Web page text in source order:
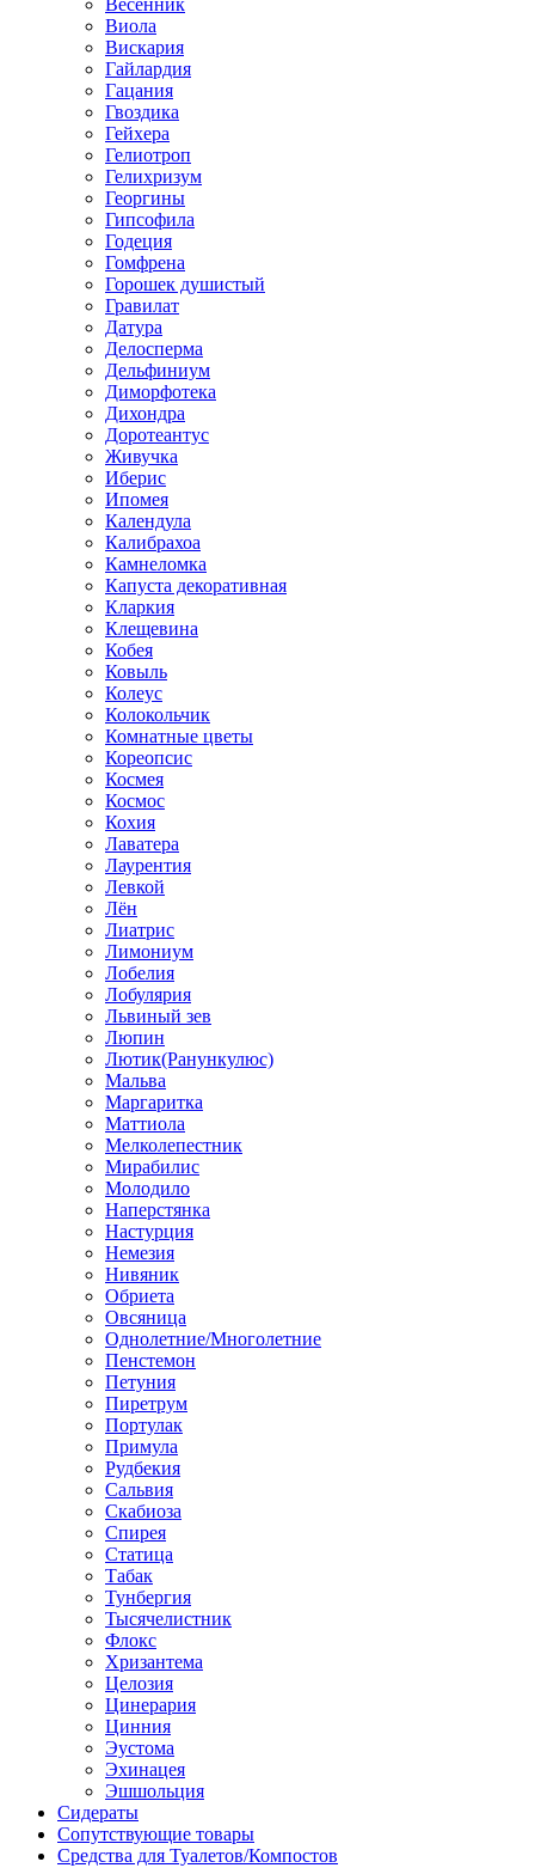
Весенник
Виола
Вискария
Гайлардия
Гацания
Гвоздика
Гейхера
Гелиотроп
Гелихризум
Георгины
Гипсофила
Годеция
Гомфрена
Горошек душистый
Гравилат
Датура
Делосперма
Дельфиниум
Диморфотека
Дихондра
Доротеантус
Живучка
Иберис
Ипомея
Календула
Калибрахоа
Камнеломка
Капуста декоративная
Кларкия
Клещевина
Кобея
Ковыль
Колеус
Колокольчик
Комнатные цветы
Кореопсис
Космея
Космос
Кохия
Лаватера
Лаурентия
Левкой
Лён
Лиатрис
Лимониум
Лобелия
Лобулярия
Львиный зев
Люпин
Лютик(Ранункулюс)
Мальва
Маргаритка
Маттиола
Мелколепестник
Мирабилис
Молодило
Наперстянка
Настурция
Немезия
Нивяник
Обриета
Овсяница
Однолетние/Многолетние
Пенстемон
Петуния
Пиретрум
Портулак
Примула
Рудбекия
Сальвия
Скабиоза
Спирея
Статица
Табак
Тунбергия
Тысячелистник
Флокс
Хризантема
Целозия
Цинерария
Цинния
Эустома
Эхинацея
Эшшольция
Сидераты
Сопутствующие товары
Средства для Туалетов/Компостов